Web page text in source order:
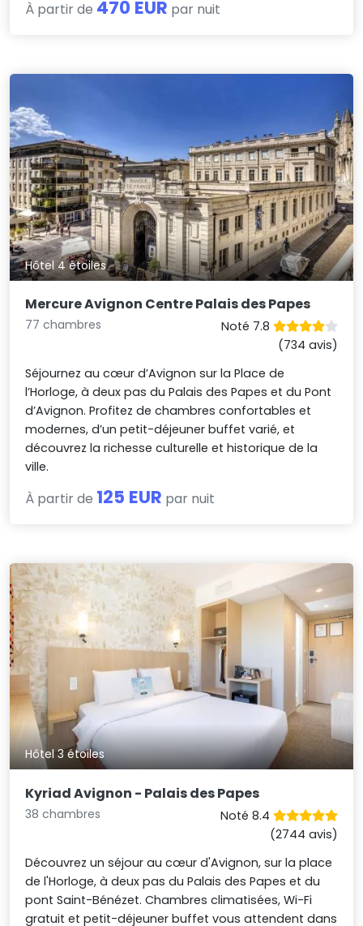
À partir de 470 EUR par nuit
Hôtel 4 étoiles
Mercure Avignon Centre Palais des Papes
77 chambres
Noté 7.8
(734 avis)
Séjournez au cœur d’Avignon sur la Place de
l’Horloge, à deux pas du Palais des Papes et du Pont
d’Avignon. Profitez de chambres confortables et
modernes, d’un petit-déjeuner buffet varié, et
découvrez la richesse culturelle et historique de la
ville.
À partir de 125 EUR par nuit
Hôtel 3 étoiles
Kyriad Avignon - Palais des Papes
38 chambres
Noté 8.4
(2744 avis)
Découvrez un séjour au cœur d'Avignon, sur la place
de l'Horloge, à deux pas du Palais des Papes et du
pont Saint-Bénézet. Chambres climatisées, Wi-Fi
gratuit et petit-déjeuner buffet vous attendent dans